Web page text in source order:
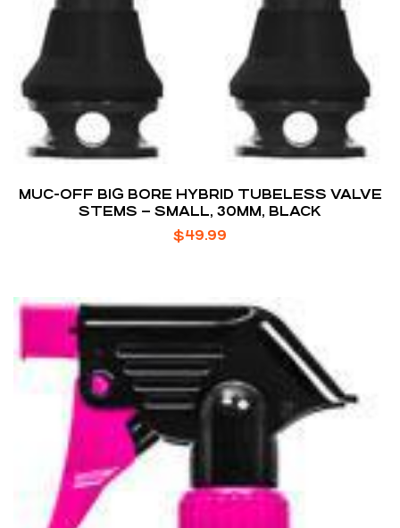
MUC-OFF BIG BORE HYBRID TUBELESS VALVE
STEMS – SMALL, 30MM, BLACK
$49.99